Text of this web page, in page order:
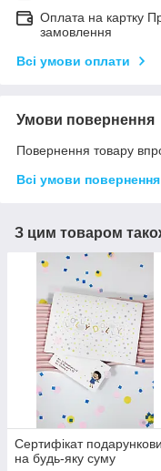
Оплата на картку
замовлення
Всі умови оплати
Умови повернення
Повернення товару
Всі умови повернення
З цим товаром
Сертифікат
на будь-яку суму